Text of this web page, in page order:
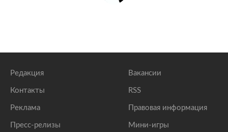
Редакция
Контакты
Реклама
Пресс-релизы
Вакансии
RSS
Правовая информация
Мини-игры